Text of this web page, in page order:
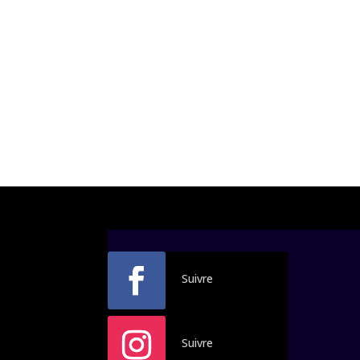
Suivre
Suivre